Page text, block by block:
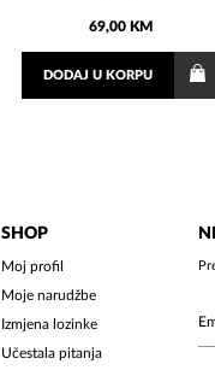
69,00 KM
DODAJ U KORPU
SHOP
Moj profil
Moje narudžbe
Izmjena lozinke
Učestala pitanja